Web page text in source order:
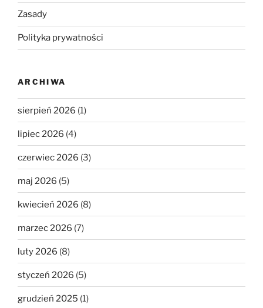
Zasady
Polityka prywatności
ARCHIWA
sierpień 2026 (1)
lipiec 2026 (4)
czerwiec 2026 (3)
maj 2026 (5)
kwiecień 2026 (8)
marzec 2026 (7)
luty 2026 (8)
styczeń 2026 (5)
grudzień 2025 (1)